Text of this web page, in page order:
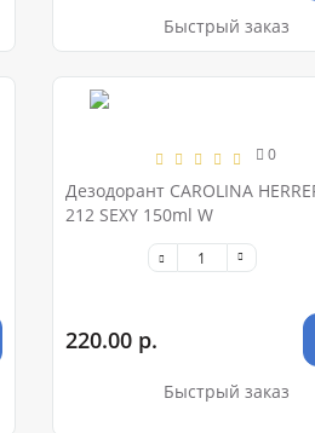
Быстрый заказ
0
Дезодорант CAROLINA
212 SEXY 150ml W
220.00 р.
Быстрый заказ